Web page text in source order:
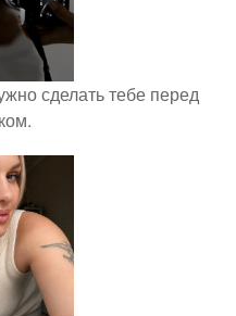
сделать тебе перед